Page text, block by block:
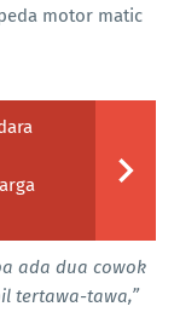
motor matic
ada dua cowok
tertawa-tawa,”